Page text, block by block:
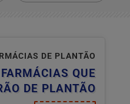
DE PLANTÃO
QUE
DE PLANTÃO